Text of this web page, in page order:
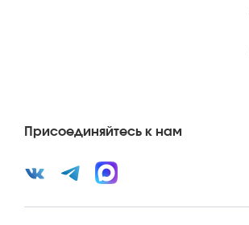
Присоединяйтесь к нам